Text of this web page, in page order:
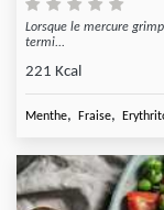
Lorsque le mercure
termi...
221 Kcal
Menthe, Fraise,